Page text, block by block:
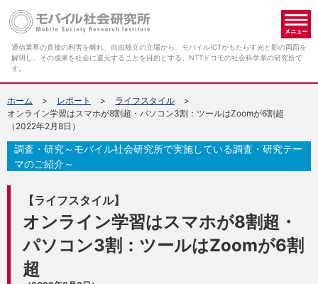
通信業界の直接の利害を離れ、自由独立の立場から、モバイルICTがもたらす光と影の両面を
解明し、その成果を社会に還元することを目的とする、NTTドコモの社会科学系の研究所で
す。
ホーム レポート
ライフスタイル
オンライン学習はスマホが8割超・パソコン3割：ツールはZoomが6割超
（2022年2月8日）
【ライフスタイル】
オンライン学習はスマホが8割超・
パソコン3割：ツールはZoomが6割
超
調査・研究～モバイル社会研究所で実施している調査・研究テー
マのご紹介～